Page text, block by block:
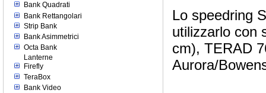
Bank Quadrati
Bank Rettangolari
Strip Bank
Bank Asimmetrici
Octa Bank
Lanterne
Firefly
TeraBox
Bank Video
Lo speedring
utilizzarlo con
cm), TERAD
Aurora/